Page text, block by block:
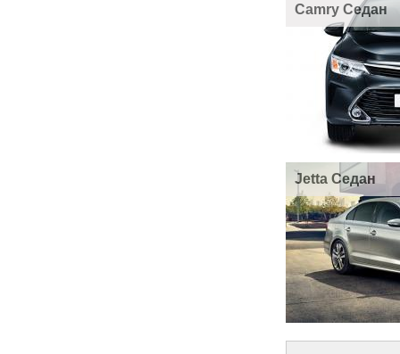
Camry Седан
Jetta Седан